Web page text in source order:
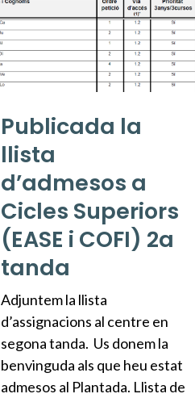
Publicada la
llista
d’admesos a
Cicles Superiors
(EASE i COFI) 2a
tanda
Adjuntem la llista
d’assignacions al centre en
segona tanda. Us donem la
benvinguda als que heu estat
admesos al Plantada. Llista de